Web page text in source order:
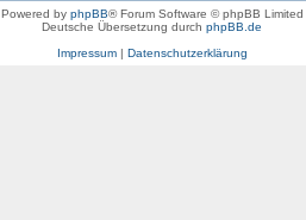
Powered by phpBB® Forum Software © phpBB Limited
Deutsche Übersetzung durch phpBB.de
Impressum| Datenschutzerklärung